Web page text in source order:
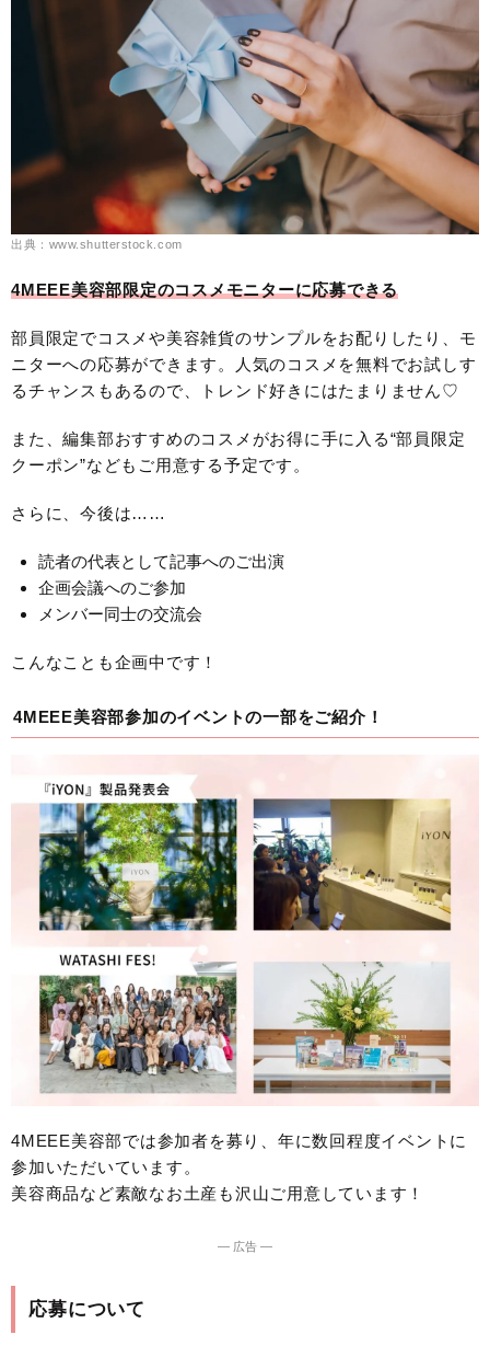
出典：www.shutterstock.com
4MEEE美容部限定のコスメモニターに応募できる
部員限定でコスメや美容雑貨のサンプルをお配りしたり、モ
ニターへの応募ができます。人気のコスメを無料でお試しす
るチャンスもあるので、トレンド好きにはたまりません♡
また、編集部おすすめのコスメがお得に手に入る“部員限定
クーポン”などもご用意する予定です。
さらに、今後は……
読者の代表として記事へのご出演
企画会議へのご参加
メンバー同士の交流会
こんなことも企画中です！
4MEEE美容部参加のイベントの一部をご紹介！
4MEEE美容部では参加者を募り、年に数回程度イベントに
参加いただいています。
美容商品など素敵なお土産も沢山ご用意しています！
― 広告 ―
応募について